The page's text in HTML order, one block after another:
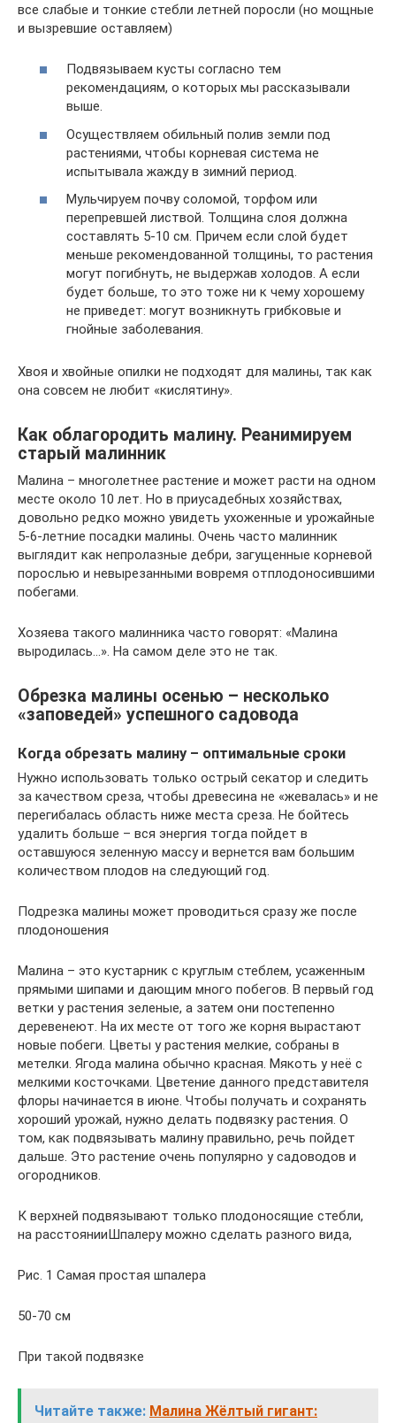
все слабые и тонкие стебли летней поросли (но мощные
и вызревшие оставляем)
Подвязываем кусты согласно тем
рекомендациям, о которых мы рассказывали
выше.
Осуществляем обильный полив земли под
растениями, чтобы корневая система не
испытывала жажду в зимний период.
Мульчируем почву соломой, торфом или
перепревшей листвой. Толщина слоя должна
составлять 5-10 см. Причем если слой будет
меньше рекомендованной толщины, то растения
могут погибнуть, не выдержав холодов. А если
будет больше, то это тоже ни к чему хорошему
не приведет: могут возникнуть грибковые и
гнойные заболевания.
Хвоя и хвойные опилки не подходят для малины, так как
она совсем не любит «кислятину».
Как облагородить малину. Реанимируем
старый малинник
Малина – многолетнее растение и может расти на одном
месте около 10 лет. Но в приусадебных хозяйствах,
довольно редко можно увидеть ухоженные и урожайные
5-6-летние посадки малины. Очень часто малинник
выглядит как непролазные дебри, загущенные корневой
порослью и невырезанными вовремя отплодоносившими
побегами.
Хозяева такого малинника часто говорят: «Малина
выродилась…». На самом деле это не так.
Обрезка малины осенью – несколько
«заповедей» успешного садовода
Когда обрезать малину – оптимальные сроки
​Нужно использовать только острый секатор и следить
за качеством среза, чтобы древесина не «жевалась» и не
перегибалась область ниже места среза. Не бойтесь
удалить больше – вся энергия тогда пойдет в
оставшуюся зеленную массу и вернется вам большим
количеством плодов на следующий год.​
​Подрезка малины может проводиться сразу же после
плодоношения​
​Малина – это кустарник с круглым стеблем, усаженным
прямыми шипами и дающим много побегов. В первый год
ветки у растения зеленые, а затем они постепенно
деревенеют. На их месте от того же корня вырастают
новые побеги. Цветы у растения мелкие, собраны в
метелки. Ягода малина обычно красная. Мякоть у неё с
мелкими косточками. Цветение данного представителя
флоры начинается в июне. Чтобы получать и сохранять
хороший урожай, нужно делать подвязку растения. О
том, как подвязывать малину правильно, речь пойдет
дальше. Это растение очень популярно у садоводов и
огородников.​
​К верхней подвязывают только плодоносящие стебли,
на расстоянии​​Шпалеру можно сделать разного вида,​
​Рис. 1 Самая простая шпалера​
​50-70 см​
​При такой подвязке​
Читайте также: Малина Жёлтый гигант: